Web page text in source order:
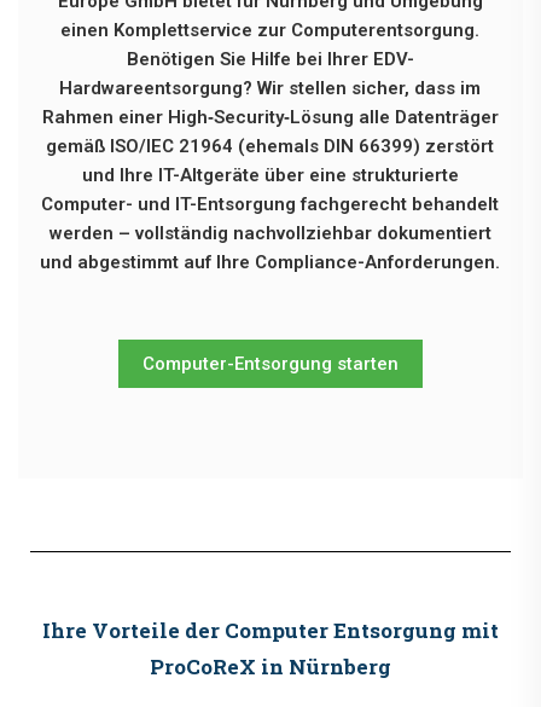
einen Komplettservice zur Computerentsorgung.
Benötigen Sie Hilfe bei Ihrer EDV-
Hardwareentsorgung? Wir stellen sicher, dass im
Rahmen einer High‑Security‑Lösung alle Datenträger
gemäß ISO/IEC 21964 (ehemals DIN 66399) zerstört
und Ihre IT-Altgeräte über eine strukturierte
Computer- und IT-Entsorgung fachgerecht behandelt
werden – vollständig nachvollziehbar dokumentiert
und abgestimmt auf Ihre Compliance-Anforderungen.
Computer-Entsorgung starten
Ihre Vorteile der Computer Entsorgung mit
ProCoReX in Nürnberg